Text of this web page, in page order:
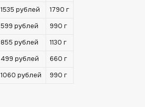
1535 рублей
1790 г
599 рублей
990 г
855 рублей
1130 г
499 рублей
660 г
1060 рублей 990 г